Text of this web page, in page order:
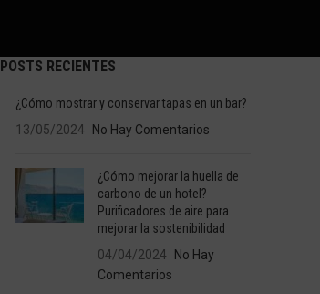
POSTS RECIENTES
¿Cómo mostrar y conservar tapas en un bar?
13/05/2024
No Hay Comentarios
¿Cómo mejorar la huella de
carbono de un hotel?
Purificadores de aire para
mejorar la sostenibilidad
04/04/2024
No Hay
Comentarios